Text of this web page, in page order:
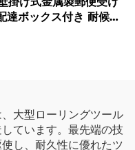
達ボックス付き 耐候性
大型ローリングツール
ています。最先端の技
し、耐久性に優れたツ